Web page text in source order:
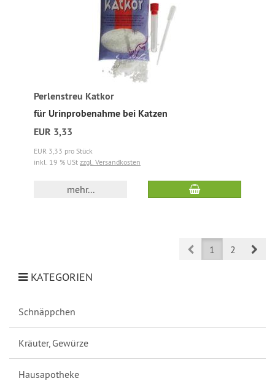
Perlenstreu Katkor
für Urinprobenahme bei Katzen
EUR 3,33
EUR 3,33 pro Stück
inkl. 19 % USt zzgl. Versandkosten
mehr...
Prev1 2
KATEGORIEN
Schnäppchen
Kräuter, Gewürze
Hausapotheke